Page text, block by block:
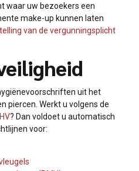
waar uw bezoekers een
make-up kunnen laten
van de vergunningsplicht
uit het
piercen. Werkt u volgens de
? Dan voldoet u automatisch
voor: